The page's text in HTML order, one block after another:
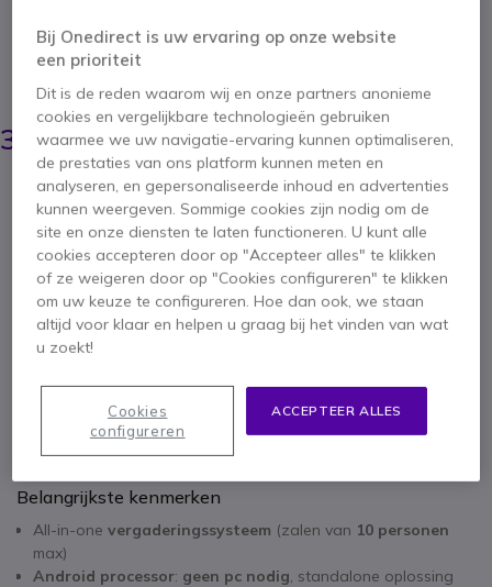
videoconferentiebalk en geavanceerde Android
processor voor samenwerking zonder computer.
BESPAAR 609,00 €
4.014,95 €
3.405,95 € ex. BTW- 4.121,20 € incl. BTW
Aantal
IN WINKELWAGEN
OFFERTE BINNEN 4 UUR
Niet op voorraad
Belangrijkste kenmerken
All-in-one vergaderingssysteem (zalen van 10 personen
max)
Android processor: geen pc nodig, standalone oplossing
Bij Onedirect is uw ervaring op onze website
een prioriteit
Dit is de reden waarom wij en onze partners anonieme
cookies en vergelijkbare technologieën gebruiken
waarmee we uw navigatie-ervaring kunnen optimaliseren,
de prestaties van ons platform kunnen meten en
analyseren, en gepersonaliseerde inhoud en advertenties
kunnen weergeven. Sommige cookies zijn nodig om de
site en onze diensten te laten functioneren. U kunt alle
cookies accepteren door op "Accepteer alles" te klikken
of ze weigeren door op "Cookies configureren" te klikken
om uw keuze te configureren. Hoe dan ook, we staan
altijd voor klaar en helpen u graag bij het vinden van wat
u zoekt!
ACCEPTEER ALLES
Cookies
configureren